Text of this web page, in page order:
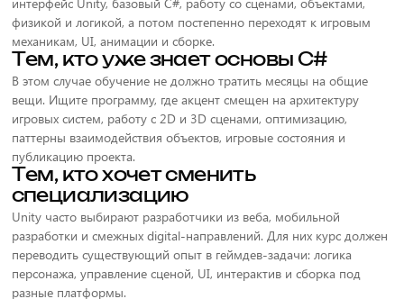
физикой и логикой, а потом постепенно переходят к игровым
механикам, UI, анимации и сборке.
Тем, кто уже знает основы C#
В этом случае обучение не должно тратить месяцы на общие
вещи. Ищите программу, где акцент смещен на архитектуру
игровых систем, работу с 2D и 3D сценами, оптимизацию,
паттерны взаимодействия объектов, игровые состояния и
публикацию проекта.
Тем, кто хочет сменить
специализацию
Unity часто выбирают разработчики из веба, мобильной
разработки и смежных digital-направлений. Для них курс должен
переводить существующий опыт в геймдев-задачи: логика
персонажа, управление сценой, UI, интерактив и сборка под
разные платформы.